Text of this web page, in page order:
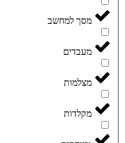
מסך למחשב
מעבדים
מצלמות
מקלדות